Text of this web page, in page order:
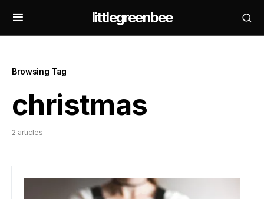
littlegreenbee
Browsing Tag
christmas
2 articles